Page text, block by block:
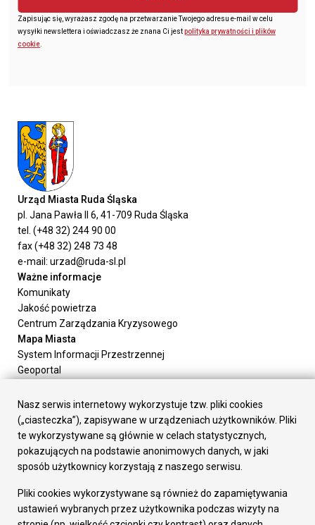
Zapisując się, wyrażasz zgodę na przetwarzanie Twojego adresu e-mail w celu
wysyłki newslettera i oświadczasz że znana Ci jestpolityka prywatności i plików
cookie.
Urząd Miasta Ruda Śląska
pl. Jana Pawła II 6, 41-709 Ruda Śląska
tel. (+48 32) 244 90 00
fax (+48 32) 248 73 48
e-mail: urzad@ruda-sl.pl
Ważne informacje
Komunikaty
Jakość powietrza
Centrum Zarządzania Kryzysowego
Mapa Miasta
System Informacji Przestrzennej
Geoportal
Załatw sprawę
Prezydent Miasta
Rada Miasta
Wydziały
Elektroniczna Skrzynka Podawcza
Gospodarka
Fundusze europejskie
Nasz serwis internetowy wykorzystuje tzw. pliki cookies
(„ciasteczka”), zapisywane w urządzeniach użytkowników. Pliki
te wykorzystywane są głównie w celach statystycznych,
pokazujących na podstawie anonimowych danych, w jaki
sposób użytkownicy korzystają z naszego serwisu.
Pliki cookies wykorzystywane są również do zapamiętywania
ustawień wybranych przez użytkownika podczas wizyty na